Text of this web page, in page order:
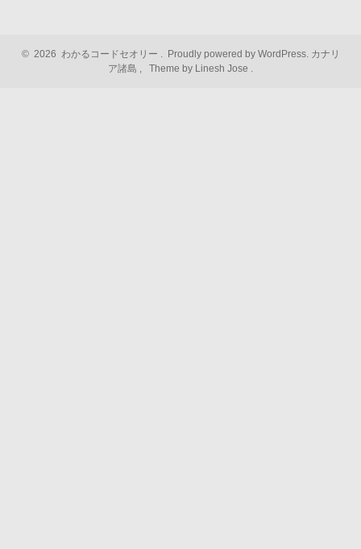
© 2026 わかるコードセオリー . Proudly powered by WordPress. カナリ
ア諸島 , Theme by Linesh Jose .